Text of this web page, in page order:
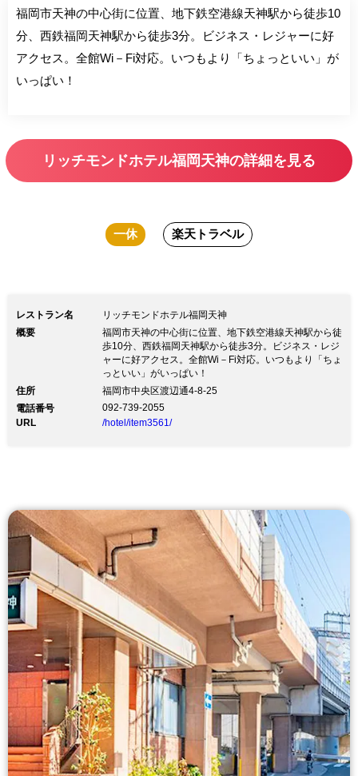
福岡市天神の中心街に位置、地下鉄空港線天神駅から徒歩10
分、西鉄福岡天神駅から徒歩3分。ビジネス・レジャーに好
アクセス。全館Wi－Fi対応。いつもより「ちょっといい」が
いっぱい！
リッチモンドホテル福岡天神の詳細を見る
一休 楽天トラベル
レストラン名
リッチモンドホテル福岡天神
概要
福岡市天神の中心街に位置、地下鉄空港線天神駅から徒
歩10分、西鉄福岡天神駅から徒歩3分。ビジネス・レジ
ャーに好アクセス。全館Wi－Fi対応。いつもより「ちょ
っといい」がいっぱい！
住所
福岡市中央区渡辺通4-8-25
電話番号
092-739-2055
URL
/hotel/item3561/